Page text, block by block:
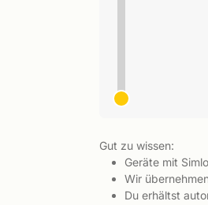
Gut zu wissen:
Geräte mit
Wir
Du erhältst